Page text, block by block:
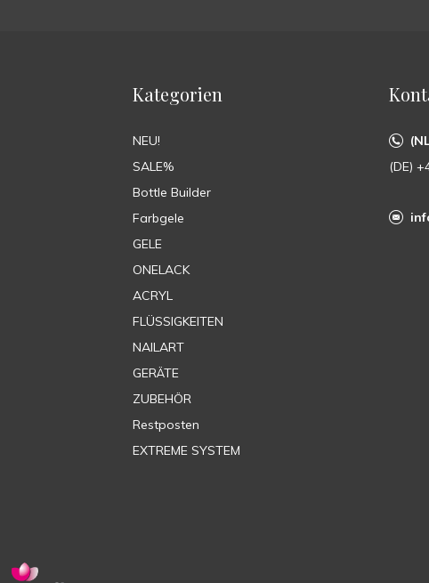
Kategorien
NEU!
SALE%
Bottle Builder
Farbgele
GELE
ONELACK
ACRYL
FLÜSSIGKEITEN
NAILART
GERÄTE
ZUBEHÖR
Restposten
EXTREME SYSTEM
(DE)